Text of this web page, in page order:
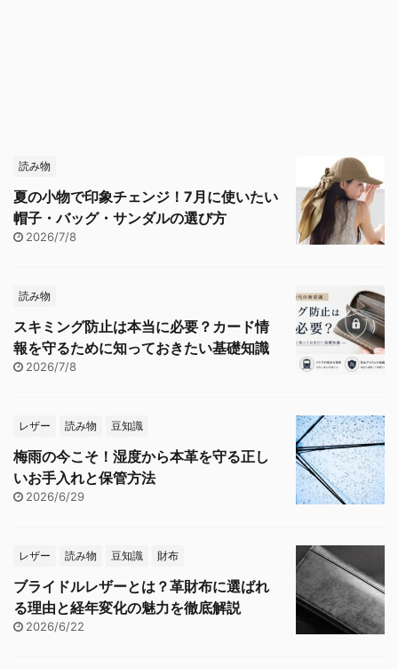
読み物
夏の小物で印象チェンジ！7月に使いたい
帽子・バッグ・サンダルの選び方
2026/7/8
読み物
スキミング防止は本当に必要？カード情
報を守るために知っておきたい基礎知識
2026/7/8
レザー 読み物 豆知識
梅雨の今こそ！湿度から本革を守る正し
いお手入れと保管方法
2026/6/29
レザー 読み物 豆知識 財布
ブライドルレザーとは？革財布に選ばれ
る理由と経年変化の魅力を徹底解説
2026/6/22